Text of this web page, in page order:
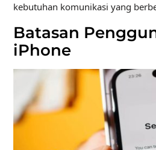
kebutuhan komunikasi yang
Batasan
iPhone